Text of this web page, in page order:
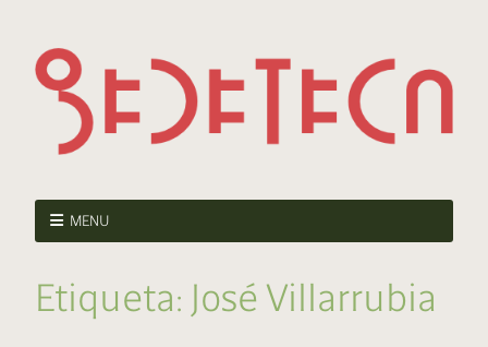
MENU
Etiqueta: José Villarrubia